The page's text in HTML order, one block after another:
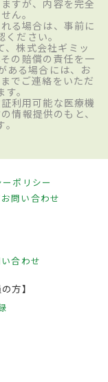
すが、内容を完全
ん。
る場合は、事前に
ださい。
、株式会社ギミッ
の賠償の責任を一
ある場合には、お
でご連絡をいただ
。
利用可能な医療機
情報提供のもと、
ポリシー
お問い合わせ
合わせ
方】